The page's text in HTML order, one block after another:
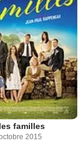
familles
2015